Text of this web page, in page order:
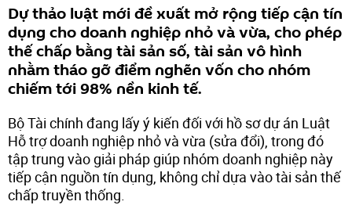
Dự thảo luật mới đề xuất mở rộng tiếp cận tín
dụng cho doanh nghiệp nhỏ và vừa, cho phép
thế chấp bằng tài sản số, tài sản vô hình
nhằm tháo gỡ điểm nghẽn vốn cho nhóm
chiếm tới 98% nền kinh tế.
Bộ Tài chính đang lấy ý kiến đối với hồ sơ dự án Luật
Hỗ trợ doanh nghiệp nhỏ và vừa (sửa đổi), trong đó
tập trung vào giải pháp giúp nhóm doanh nghiệp này
tiếp cận nguồn tín dụng, không chỉ dựa vào tài sản thế
chấp truyền thống.